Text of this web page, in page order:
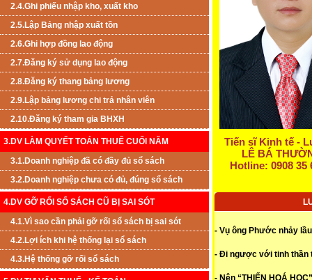
2.4.Ghi phiếu nhập kho, xuất kho
2.5.Lập Bảng nhập xuất tồn
2.6.Ghi hợp đồng lao động
2.7.Đăng ký sử dụng lao động
2.8.Đăng ký thang bảng lương
2.9.Lập bảng lương chi trả nhân viên
2.10.Đăng ký tham gia BHXH
3.DV LÀM QUYẾT TOÁN THUẾ CUỐI NĂM
3.1.Doanh nghiệp đã có đầy đủ sổ sách
3.2.Doanh nghiệp chưa có đủ, đúng sổ sách
4.DV GỠ RỐI SỔ SÁCH CŨ BỊ SAI SÓT
4.1.Vì sao cần phải gỡ rối sổ sách bị sai sót
4.2.Lợi ích khi hệ thống lại sổ sách
4.3.Hệ thống gỡ rối sổ sách
Tiến sĩ Kinh tế -
LÊ BÁ
Hotline: 0908 35
- Vụ ông Phước nhảy
- Đi ngược với tinh thần
- Nên “THIẾN HOÁ